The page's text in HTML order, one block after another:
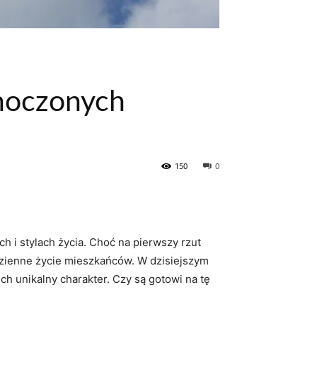
0
150
i stylach ⁤życia. Choć na pierwszy rzut
‌życie mieszkańców. W dzisiejszym
unikalny charakter. Czy są gotowi‍ na tę